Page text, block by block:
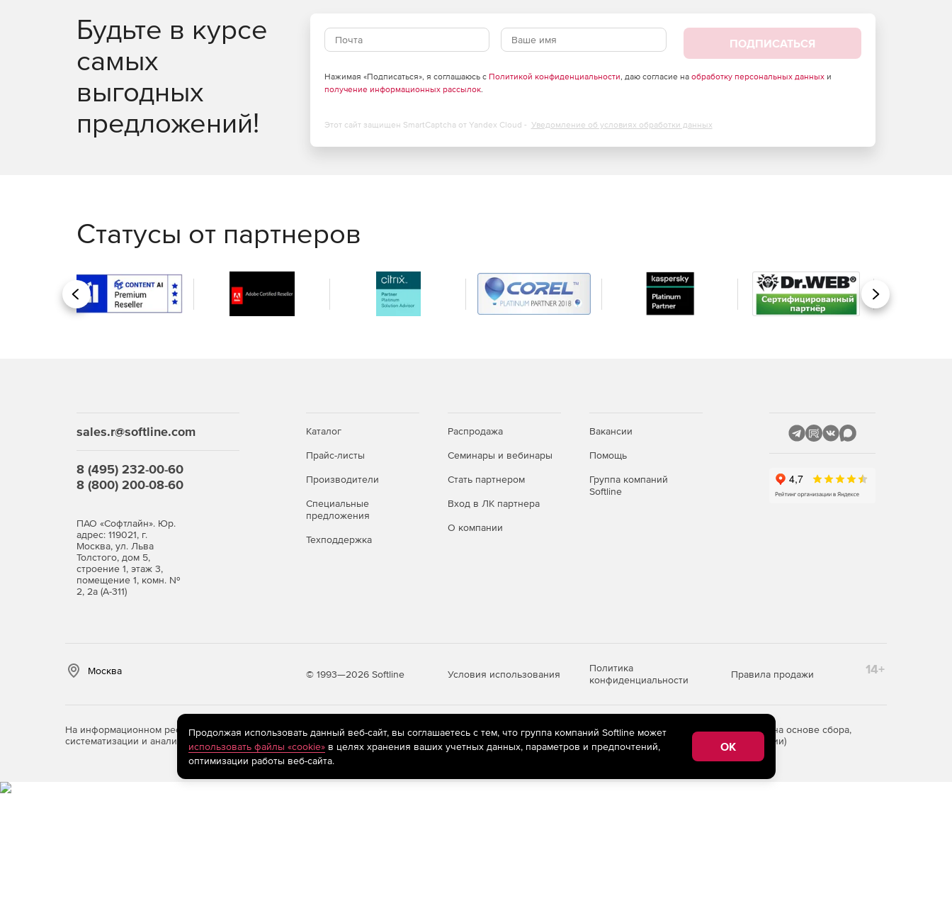
32- и 64-разрядные версии.
Будьте в курсе
самых
выгодных
предложений!
ПОДПИСАТЬСЯ
Нажимая «Подписаться», я соглашаюсь с Политикой конфиденциальности, даю согласие на обработку персональных данныхи
получение информационных рассылок.
Этот сайт защищен SmartCaptcha от Yandex Cloud - Уведомление об условиях обработки данных
Статусы от партнеров
Назад Вперед
sales.r@softline.com
8 (495) 232-00-60
8 (800) 200-08-60
ПАО «Софтлайн». Юр.
адрес: 119021, г.
Москва, ул. Льва
Толстого, дом 5,
строение 1, этаж 3,
помещение 1, комн. №
2, 2а (А-311)
Каталог
Прайс-листы
Производители
Специальные
предложения
Техподдержка
Распродажа
Семинары и вебинары
Стать партнером
Вход в ЛК партнера
О компании
Вакансии
Помощь
Группа компаний
Softline
Москва © 1993—2026 Softline Условия использования
Политика
конфиденциальности
Правила продажи 14+
На информационном ресурсе store.softline.ru применяютсярекомендательные технологии(информационные технологии предоставления информации на основе сбора,
систематизации и анализа сведений, относящихся к предпочтениям пользователей сети «Интернет», находящихся на территории Российской Федерации)
Продолжая использовать данный веб-сайт, вы соглашаетесь с тем, что группа компаний Softline может
использовать файлы «cookie»в целях хранения ваших учетных данных, параметров и предпочтений,
оптимизации работы веб-сайта.
OK